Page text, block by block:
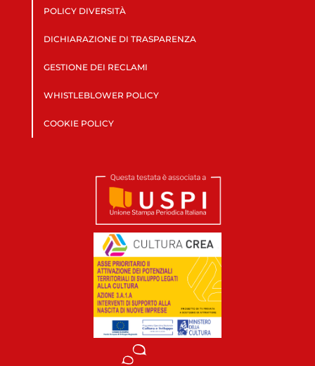
POLICY DIVERSITÀ
DICHIARAZIONE DI TRASPARENZA
GESTIONE DEI RECLAMI
WHISTLEBLOWER POLICY
COOKIE POLICY